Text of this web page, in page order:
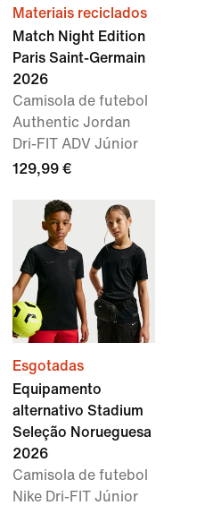
Materiais reciclados
Match Night Edition
Paris Saint-Germain
2026
Camisola de futebol
Authentic Jordan
Dri-FIT ADV Júnior
129,99 €
Esgotadas
Equipamento
alternativo Stadium
Seleção Norueguesa
2026
Camisola de futebol
Nike Dri-FIT Júnior